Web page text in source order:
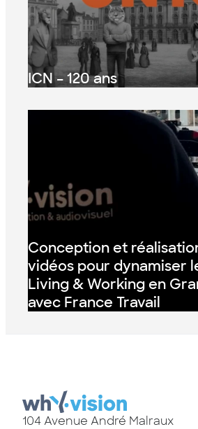
ICN – 120 ans
Conception et
vidéos pour dynamiser
Living & Working en
avec France Travail
104 Avenue André Malraux